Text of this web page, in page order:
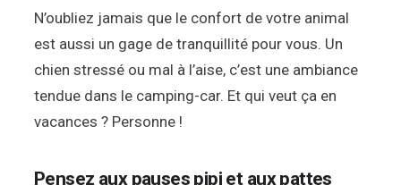
N’oubliez jamais que le confort de votre animal
est aussi un gage de tranquillité pour vous. Un
chien stressé ou mal à l’aise, c’est une ambiance
tendue dans le camping-car. Et qui veut ça en
vacances ? Personne !
Pensez aux pauses pipi et aux pattes